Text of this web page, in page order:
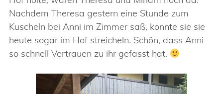
Nachdem Theresa gestern eine Stunde zum
Kuscheln bei Anni im Zimmer saß, konnte sie sie
heute sogar im Hof streicheln. Schön, dass Anni
so schnell Vertrauen zu ihr gefasst hat.